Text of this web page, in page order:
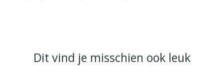
Dit vind je misschien ook leuk